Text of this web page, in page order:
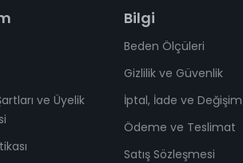
ve Üyelik
Bilgi
Beden Ölçüleri
Gizlilik ve Güvenlik
İptal, İade ve Değişim
Ödeme ve Teslimat
Satış Sözleşmesi